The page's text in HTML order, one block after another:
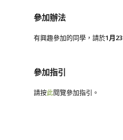
參加辦法
有興趣參加的同學，請於1月23
參加指引
請按此閱覽參加指引。